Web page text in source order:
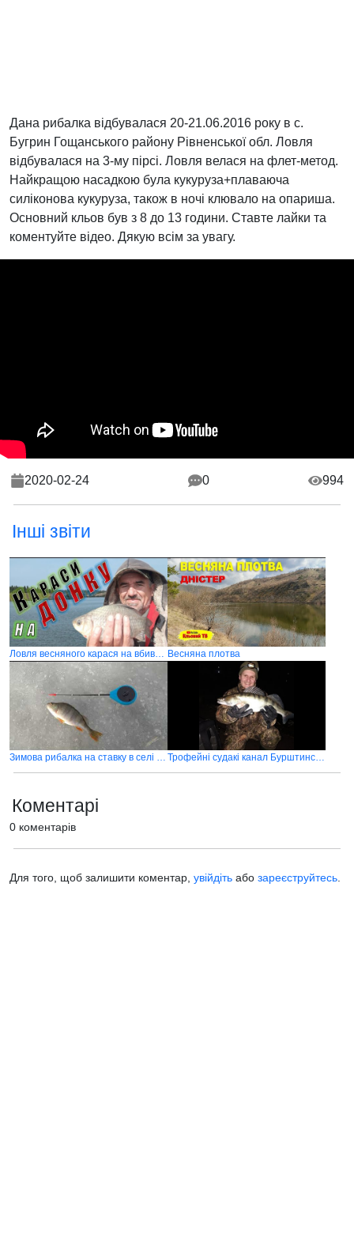
Дана рибалка відбувалася 20-21.06.2016 року в с.
Бугрин Гощанського району Рівненської обл. Ловля
відбувалася на 3-му пірсі. Ловля велася на флет-метод.
Найкращою насадкою була кукуруза+плаваюча
силіконова кукуруза, також в ночі клювало на опариша.
Основний кльов був з 8 до 13 години. Ставте лайки та
коментуйте відео. Дякую всім за увагу.
2020-02-24 0 994
Інші звіти
Ловля весняного карася на вбивцю карася Весняна плотва
Зимова рибалка на ставку в селі Вільхівка Горохівського району Трофейні судакі канал Бурштинської ТЕС 2020
Коментарі
0 коментарів
Для того, щоб залишити коментар, увійдіть або зареєструйтесь